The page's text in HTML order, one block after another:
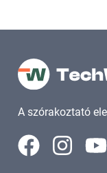
A szórakoztató